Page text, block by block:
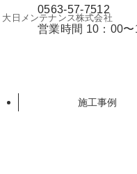
日メンテナンス株式会社
施工事例
0563-57-7512
営業時間 10：00〜